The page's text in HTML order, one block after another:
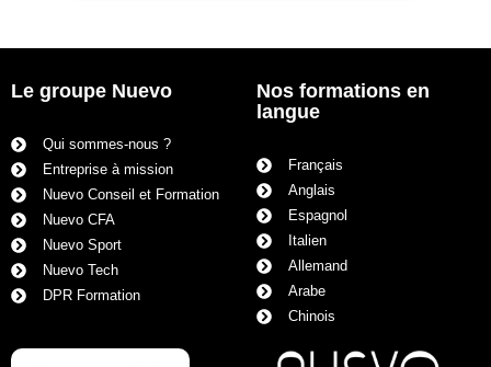
Le groupe Nuevo
Qui sommes-nous ?
Entreprise à mission
Nuevo Conseil et Formation
Nuevo CFA
Nuevo Sport
Nuevo Tech
DPR Formation
Nos formations en
langue
Français
Anglais
Espagnol
Italien
Allemand
Arabe
Chinois